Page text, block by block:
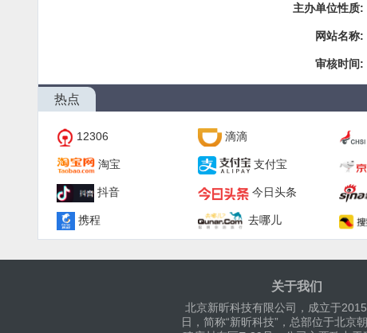
主办单位性质:
网站名称:
审核时间:
热点
12306 滴滴
淘宝 支付宝
抖音 今日头条
携程 去哪儿
关于我们
北京新昕科技有限公司，成立于
日，简称“新昕科技”，总部位于北京